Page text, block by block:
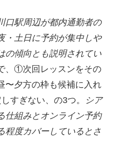
口駅周辺が都内通勤者の
・土日に予約が集中しや
の傾向とも説明されてい
、①次回レッスンをその
夕方の枠も候補に入れ
すぎない、の3つ。
シア
仕組みとオンライン予約
程度カバーしているとさ